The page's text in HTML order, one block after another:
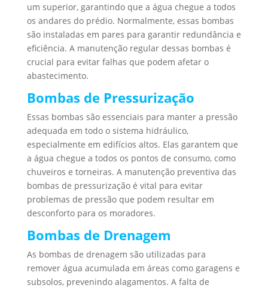
um superior, garantindo que a água chegue a todos
os andares do prédio. Normalmente, essas bombas
são instaladas em pares para garantir redundância e
eficiência. A manutenção regular dessas bombas é
crucial para evitar falhas que podem afetar o
abastecimento.
Bombas de Pressurização
Essas bombas são essenciais para manter a pressão
adequada em todo o sistema hidráulico,
especialmente em edifícios altos. Elas garantem que
a água chegue a todos os pontos de consumo, como
chuveiros e torneiras. A manutenção preventiva das
bombas de pressurização é vital para evitar
problemas de pressão que podem resultar em
desconforto para os moradores.
Bombas de Drenagem
As bombas de drenagem são utilizadas para
remover água acumulada em áreas como garagens e
subsolos, prevenindo alagamentos. A falta de